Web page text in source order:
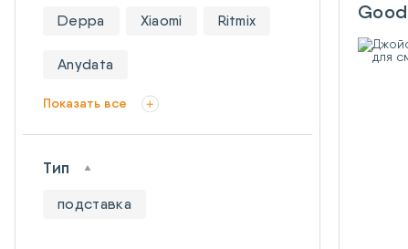
Deppa Xiaomi Ritmix
Anydata
Показать все
Тип
подставка